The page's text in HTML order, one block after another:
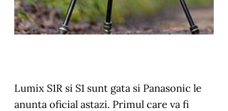
Lumix S1R si S1 sunt gata si Panasonic le
anunta oficial astazi. Primul care va fi